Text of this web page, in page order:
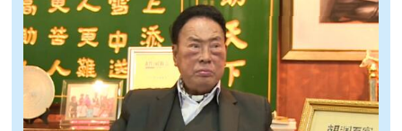
建信息
频道